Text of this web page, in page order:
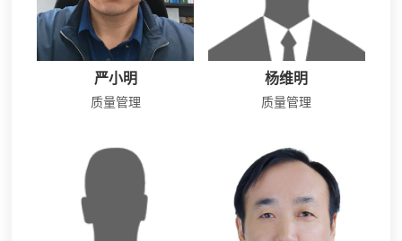
严小明
质量管理
杨维明
质量管理